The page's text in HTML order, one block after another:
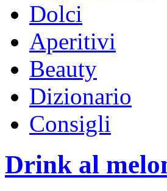
Dolci
Aperitivi
Beauty
Dizionario
Consigli
Drink al